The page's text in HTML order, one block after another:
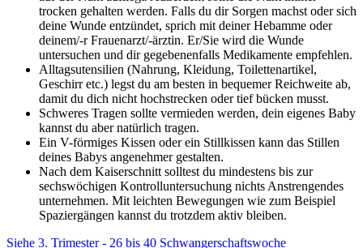
trocken gehalten werden. Falls du dir Sorgen machst oder sich
deine Wunde entzündet, sprich mit deiner Hebamme oder
deinem/-r Frauenarzt/-ärztin. Er/Sie wird die Wunde
untersuchen und dir gegebenenfalls Medikamente empfehlen.
Alltagsutensilien (Nahrung, Kleidung, Toilettenartikel,
Geschirr etc.) legst du am besten in bequemer Reichweite ab,
damit du dich nicht hochstrecken oder tief bücken musst.
Schweres Tragen sollte vermieden werden, dein eigenes Baby
kannst du aber natürlich tragen.
Ein V-förmiges Kissen oder ein Stillkissen kann das Stillen
deines Babys angenehmer gestalten.
Nach dem Kaiserschnitt solltest du mindestens bis zur
sechswöchigen Kontrolluntersuchung nichts Anstrengendes
unternehmen. Mit leichten Bewegungen wie zum Beispiel
Spaziergängen kannst du trotzdem aktiv bleiben.
Siehe 3. Trimester - 26 bis 40 Schwangerschaftswoche